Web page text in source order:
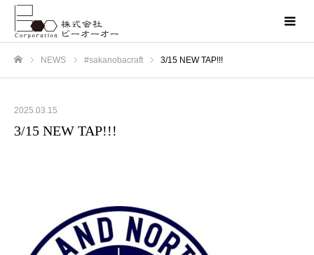
NEWS #sakanobacraft 3/15 NEW TAP!!!
2025.03.15
3/15 NEW TAP!!!